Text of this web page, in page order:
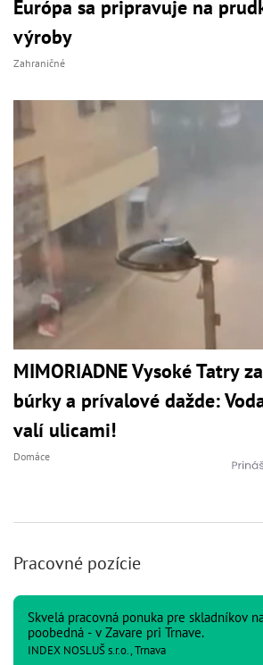
Európa sa pripravuje na
výroby
Zahraničné
MIMORIADNE Vysoké Tatry
búrky a prívalové dažde:
valí ulicami!
Domáce
Pracovné pozície
Skvelá pracovná ponuka pre skladníkov
poobedná - v Zavare pri Trnave.
INDEX NOSLUŠ s.r.o., Trnava